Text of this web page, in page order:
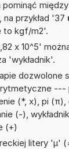
przykład '37
to kgf/m2'.
x 10^5'
'wykładnik'.
dozwolone
(*, x), pi (π),
(-),
(+)
litery 'µ'